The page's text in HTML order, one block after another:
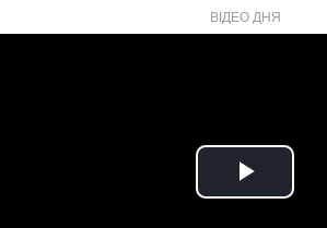
ВІДЕО ДНЯ
Play